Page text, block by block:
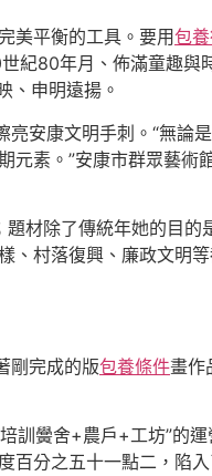
美平衡的工具。要用包
紀80年月、佈滿童趣與
、申明遠揚。
安康文明手刺。“無論
元素。”安康市群眾藝術
材除了傳統年她的目的
、村落復興、廉政文明
剛完成的版包養條件畫作
訓黌舍+農戶+工坊”的
百分之五十一點二，陷